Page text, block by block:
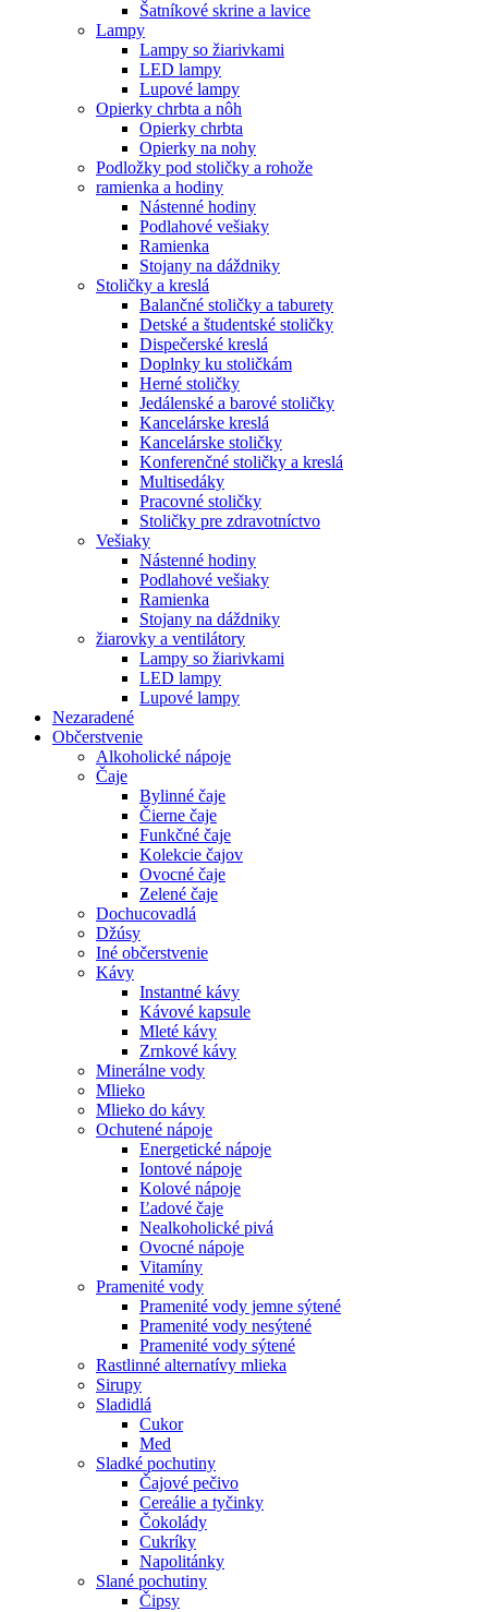
Šatníkové skrine a lavice
Lampy
Lampy so žiarivkami
LED lampy
Lupové lampy
Opierky chrbta a nôh
Opierky chrbta
Opierky na nohy
Podložky pod stoličky a rohože
ramienka a hodiny
Nástenné hodiny
Podlahové vešiaky
Ramienka
Stojany na dáždniky
Stoličky a kreslá
Balančné stoličky a taburety
Detské a študentské stoličky
Dispečerské kreslá
Doplnky ku stoličkám
Herné stoličky
Jedálenské a barové stoličky
Kancelárske kreslá
Kancelárske stoličky
Konferenčné stoličky a kreslá
Multisedáky
Pracovné stoličky
Stoličky pre zdravotníctvo
Vešiaky
Nástenné hodiny
Podlahové vešiaky
Ramienka
Stojany na dáždniky
žiarovky a ventilátory
Lampy so žiarivkami
LED lampy
Lupové lampy
Nezaradené
Občerstvenie
Alkoholické nápoje
Čaje
Bylinné čaje
Čierne čaje
Funkčné čaje
Kolekcie čajov
Ovocné čaje
Zelené čaje
Dochucovadlá
Džúsy
Iné občerstvenie
Kávy
Instantné kávy
Kávové kapsule
Mleté kávy
Zrnkové kávy
Minerálne vody
Mlieko
Mlieko do kávy
Ochutené nápoje
Energetické nápoje
Iontové nápoje
Kolové nápoje
Ľadové čaje
Nealkoholické pivá
Ovocné nápoje
Vitamíny
Pramenité vody
Pramenité vody jemne sýtené
Pramenité vody nesýtené
Pramenité vody sýtené
Rastlinné alternatívy mlieka
Sirupy
Sladidlá
Cukor
Med
Sladké pochutiny
Čajové pečivo
Cereálie a tyčinky
Čokolády
Cukríky
Napolitánky
Slané pochutiny
Čipsy